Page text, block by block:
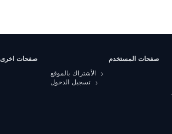
صفحات المستخدم
الأشتراك بالموقع
تسجيل الدخول
صفحات اخرى